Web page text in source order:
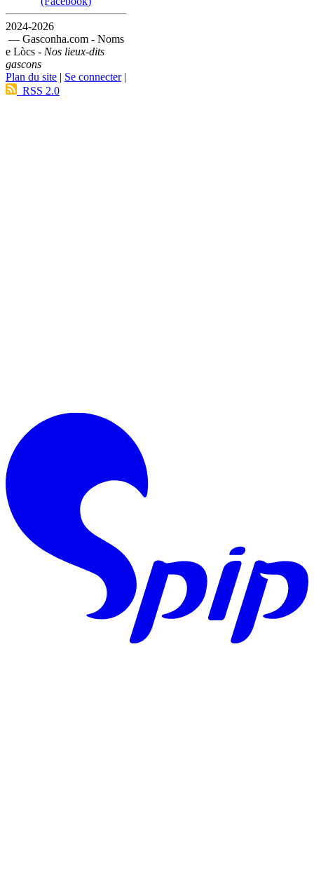
2024-2026
— Gasconha.com - Noms
e Lòcs - Nos lieux-dits
gascons
Plan du site | Se connecter|
RSS 2.0